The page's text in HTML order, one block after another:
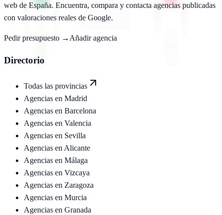
web de España. Encuentra, compara y contacta agencias publicadas
con valoraciones reales de Google.
Pedir presupuesto → Añadir agencia
Directorio
Todas las provincias
Agencias en Madrid
Agencias en Barcelona
Agencias en Valencia
Agencias en Sevilla
Agencias en Alicante
Agencias en Málaga
Agencias en Vizcaya
Agencias en Zaragoza
Agencias en Murcia
Agencias en Granada